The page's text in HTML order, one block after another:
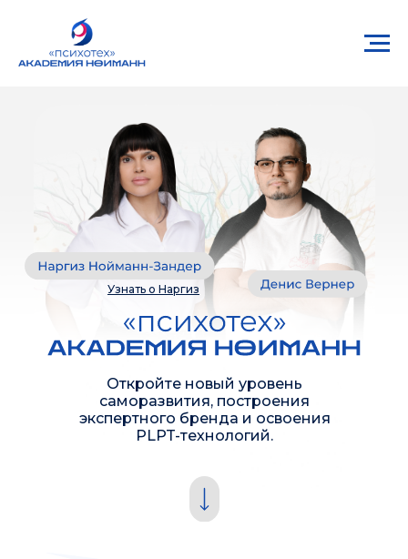
Откройте новый уровень
саморазвития, построения
экспертного бренда и освоения
PLPT-технологий.
Узнать о Наргиз